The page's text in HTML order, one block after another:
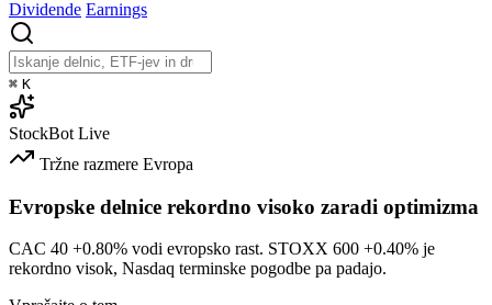
Dividende Earnings
⌘ K
StockBot Live
Tržne razmere Evropa
Evropske delnice rekordno visoko zaradi optimizma
CAC 40 +0.80% vodi evropsko rast. STOXX 600 +0.40% je
rekordno visok, Nasdaq terminske pogodbe pa padajo.